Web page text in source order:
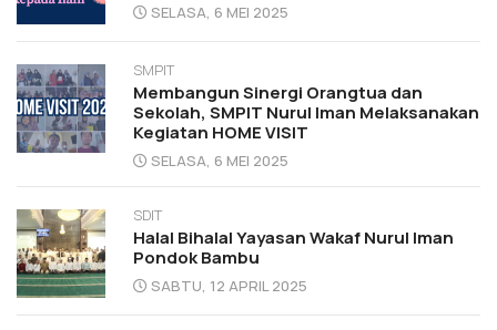
SELASA, 6 MEI 2025
SMPIT
Membangun Sinergi Orangtua dan
Sekolah, SMPIT Nurul Iman Melaksanakan
Kegiatan HOME VISIT
SELASA, 6 MEI 2025
SDIT
Halal Bihalal Yayasan Wakaf Nurul Iman
Pondok Bambu
SABTU, 12 APRIL 2025